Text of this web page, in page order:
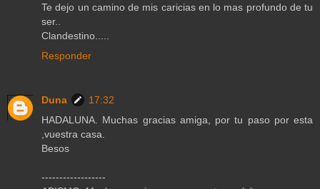
Te dejo un camino de mis caricias en lo mas profundo de tu
ser..
Clandestino.....
Responder
Duna
17:32
HADALUNA. Muchas gracias amiga, por tu paso por esta
,vuestra casa.
Besos
------------------